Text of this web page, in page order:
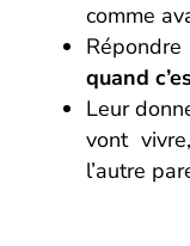
comme
quand
Leur
vont
l’autre